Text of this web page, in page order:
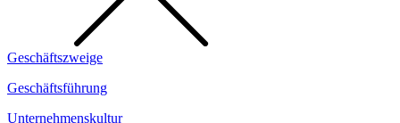
Geschäftszweige
Geschäftsführung
Unternehmenskultur